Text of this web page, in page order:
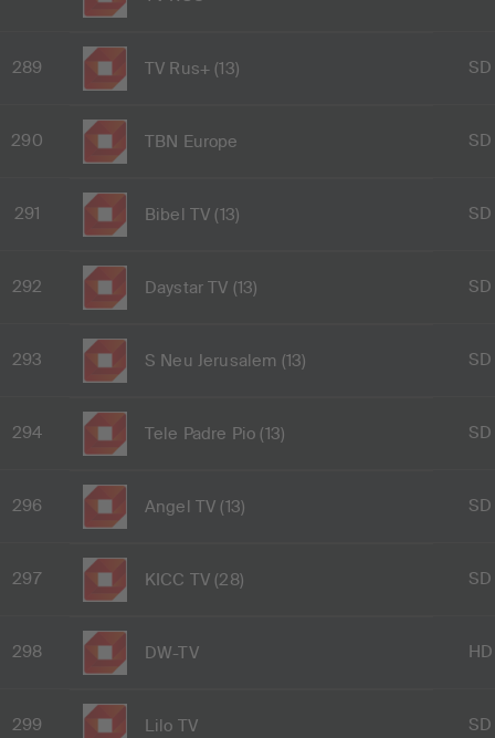
289 TV Rus+ (13) SD
290 TBN Europe SD
291 Bibel TV (13) SD
292 Daystar TV (13) SD
293 S Neu Jerusalem (13) SD
294 Tele Padre Pio (13) SD
296 Angel TV (13) SD
297 KICC TV (28) SD
298 DW-TV HD
299 Lilo TV SD